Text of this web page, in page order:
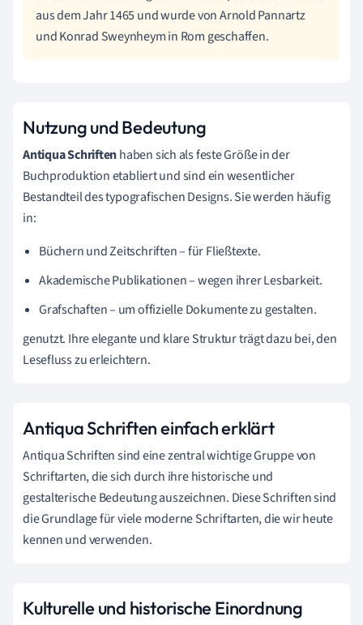
aus dem Jahr 1465 und wurde von Arnold Pannartz
und Konrad Sweynheym in Rom geschaffen.
Nutzung und Bedeutung
Antiqua Schriftenhaben sich als feste Größe in der
Buchproduktion etabliert und sind ein wesentlicher
Bestandteil des typografischen Designs. Sie werden häufig
in:
Büchern und Zeitschriften – für Fließtexte.
Akademische Publikationen – wegen ihrer Lesbarkeit.
Grafschaften – um offizielle Dokumente zu gestalten.
genutzt. Ihre elegante und klare Struktur trägt dazu bei, den
Lesefluss zu erleichtern.
Antiqua Schriften einfach erklärt
Antiqua Schriften sind eine zentral wichtige Gruppe von
Schriftarten, die sich durch ihre historische und
gestalterische Bedeutung auszeichnen. Diese Schriften sind
die Grundlage für viele moderne Schriftarten, die wir heute
kennen und verwenden.
Kulturelle und historische Einordnung